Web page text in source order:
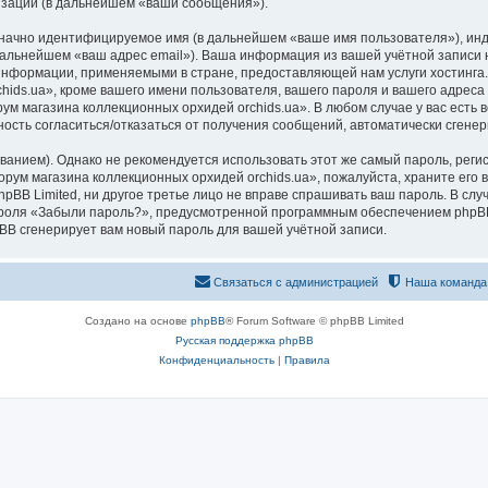
(в дальнейшем «ваши сообщения»).
идентифицируемое имя (в дальнейшем «ваше имя пользователя»),
«ваш адрес email»). Ваша информация из вашей учётной
применяемыми в стране, предоставляющей нам услуги
кроме вашего имени пользователя, вашего пароля и вашего
магазина коллекционных орхидей orchids.ua». В любом случае у вас
согласиться/отказаться от получения сообщений, автоматически
Однако не рекомендуется использовать этот же самый пароль,
магазина коллекционных орхидей orchids.ua», пожалуйста, храните его
Limited, ни другое третье лицо не вправе спрашивать ваш пароль. В
«Забыли пароль?», предусмотренной программным обеспечением
сгенерирует вам новый пароль для вашей учётной записи.
Наша команда
Связаться с администрацией
Создано на основе phpBB® Forum Software © phpBB Limited
Русская поддержка phpBB
Конфиденциальность| Правила